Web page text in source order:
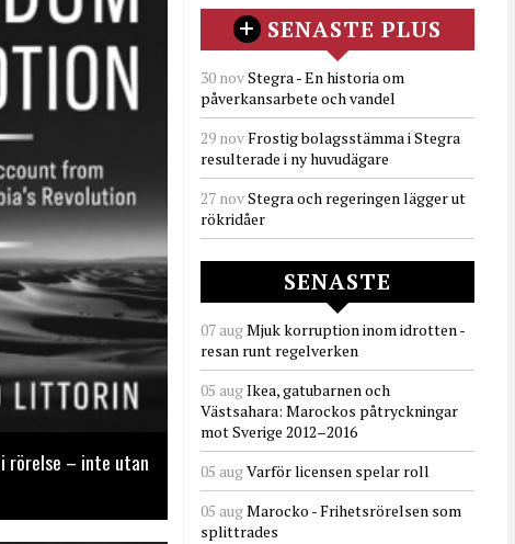
rörelse – inte utan
SENASTE PLUS
30 novStegra - En historia om
påverkansarbete och vandel
29 novFrostig bolagsstämma i Stegra
resulterade i ny huvudägare
27 novStegra och regeringen lägger ut
rökridåer
SENASTE
07 augMjuk korruption inom idrotten -
resan runt regelverken
05 augIkea, gatubarnen och
Västsahara: Marockos påtryckningar
mot Sverige 2012–2016
05 augVarför licensen spelar roll
05 augMarocko - Frihetsrörelsen som
splittrades